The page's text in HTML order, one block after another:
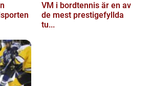
VM i bordtennis är en av
de mest prestigefyllda
tu...